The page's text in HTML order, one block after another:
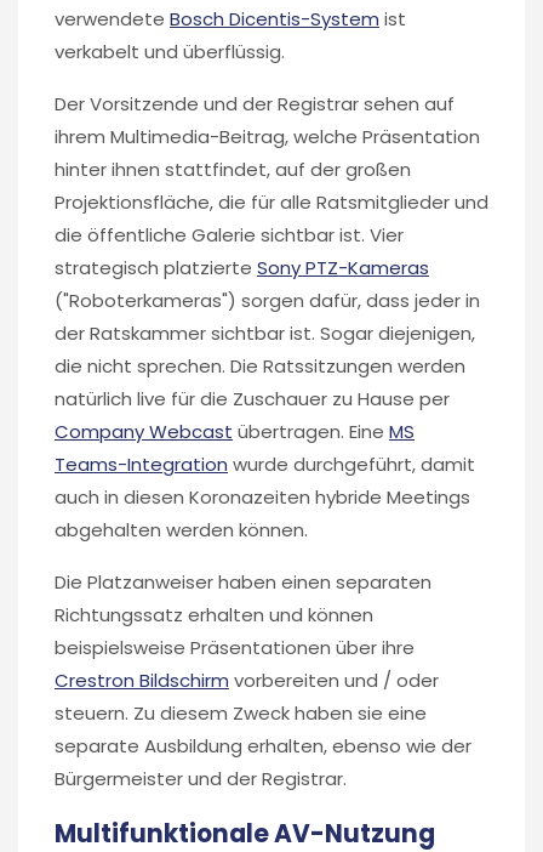
verwendete Bosch Dicentis-System ist
verkabelt und überflüssig.
Der Vorsitzende und der Registrar sehen auf
ihrem Multimedia-Beitrag, welche Präsentation
hinter ihnen stattfindet, auf der großen
Projektionsfläche, die für alle Ratsmitglieder und
die öffentliche Galerie sichtbar ist. Vier
strategisch platzierte Sony PTZ-Kameras
("Roboterkameras") sorgen dafür, dass jeder in
der Ratskammer sichtbar ist. Sogar diejenigen,
die nicht sprechen. Die Ratssitzungen werden
natürlich live für die Zuschauer zu Hause per
Company Webcast übertragen. Eine MS
Teams-Integration wurde durchgeführt, damit
auch in diesen Koronazeiten hybride Meetings
abgehalten werden können.
Die Platzanweiser haben einen separaten
Richtungssatz erhalten und können
beispielsweise Präsentationen über ihre
Crestron Bildschirm vorbereiten und / oder
steuern. Zu diesem Zweck haben sie eine
separate Ausbildung erhalten, ebenso wie der
Bürgermeister und der Registrar.
Multifunktionale AV-Nutzung